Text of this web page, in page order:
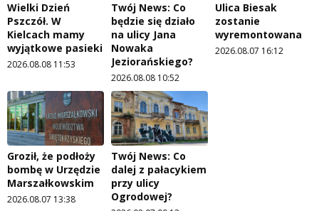
Wielki Dzień
Pszczół. W
Kielcach mamy
wyjątkowe pasieki
2026.08.08 11:53
Twój News: Co
będzie się działo
na ulicy Jana
Nowaka
Jeziorańskiego?
2026.08.08 10:52
Ulica Biesak
zostanie
wyremontowana
2026.08.07 16:12
Groził, że podłoży
bombę w Urzędzie
Marszałkowskim
2026.08.07 13:38
Twój News: Co
dalej z pałacykiem
przy ulicy
Ogrodowej?